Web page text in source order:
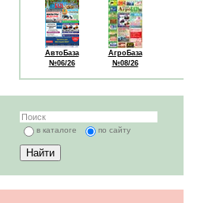
АвтоБаза
№06/26
АгроБаза
№08/26
в каталоге по сайту